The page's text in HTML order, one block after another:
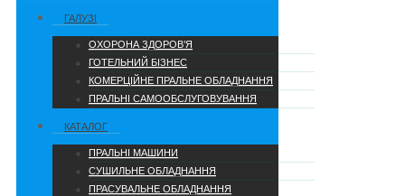
ГАЛУЗІ
ОХОРОНА ЗДОРОВ’Я
ГОТЕЛЬНИЙ БІЗНЕС
КОМЕРЦІЙНЕ ПРАЛЬНЕ ОБЛАДНАННЯ
ПРАЛЬНІ САМООБСЛУГОВУВАННЯ
КАТАЛОГ
ПРАЛЬНІ МАШИНИ
СУШИЛЬНЕ ОБЛАДНАННЯ
ПРАСУВАЛЬНЕ ОБЛАДНАННЯ